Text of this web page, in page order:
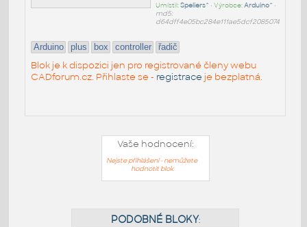
Umístil:Speliers^ • Výrobce:Arduino^ •
md5:
d64dff4e05bc284e111ae5dcf2085074
Arduino plus box controller řadič
Blok je k dispozici jen pro registrované členy webu
CADforum.cz. Přihlaste se - registrace je bezplatná.
Vaše hodnocení:
Nejste přihlášeni - nemůžete
hodnotit blok